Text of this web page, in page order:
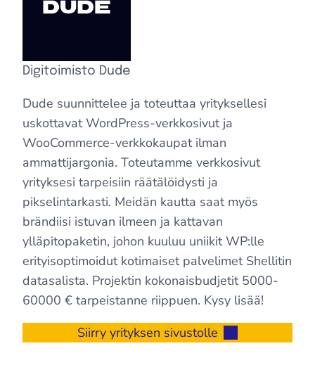
Digitoimisto Dude
Dude suunnittelee ja toteuttaa yrityksellesi
uskottavat WordPress-verkkosivut ja
WooCommerce-verkkokaupat ilman
ammattijargonia. Toteutamme verkkosivut
yrityksesi tarpeisiin räätälöidysti ja
pikselintarkasti. Meidän kautta saat myös
brändiisi istuvan ilmeen ja kattavan
ylläpitopaketin, johon kuuluu uniikit WP:lle
erityisoptimoidut kotimaiset palvelimet Shellitin
datasalista. Projektin kokonaisbudjetit 5000-
60000 € tarpeistanne riippuen. Kysy lisää!
Siirry yrityksen sivustolle